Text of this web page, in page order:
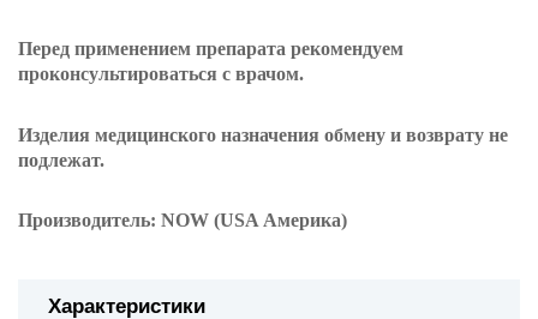
Перед применением препарата рекомендуем
проконсультироваться с врачом.
Изделия медицинского назначения обмену и возврату не
подлежат.
Производитель: NOW (USA Америка)
Характеристики